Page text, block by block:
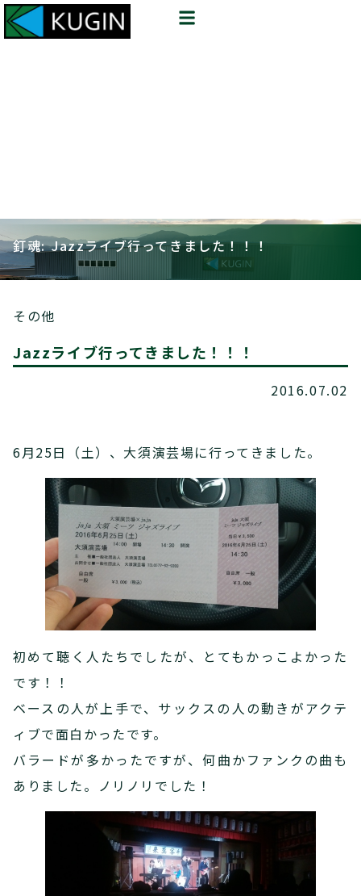
釘魂: Jazzライブ行ってきました！！！
その他
Jazzライブ行ってきました！！！
2016.07.02
6月25日（土）、大須演芸場に行ってきました。
初めて聴く人たちでしたが、とてもかっこよかった
です！！
ベースの人が上手で、サックスの人の動きがアクテ
ィブで面白かったです。
バラードが多かったですが、何曲かファンクの曲も
ありました。ノリノリでした！